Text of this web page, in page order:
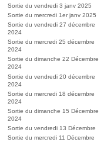
Sortie du vendredi 3 janv 2025
Sortie du mercredi 1er janv 2025
Sortie du vendredi 27 décembre
2024
Sortie du mercredi 25 décembre
2024
Sortie du dimanche 22 Décembre
2024
Sortie du vendredi 20 décembre
2024
Sortie du mercredi 18 décembre
2024
Sortie du dimanche 15 Décembre
2024
Sortie du vendredi 13 Décembre
Sortie du mercredi 11 Décembre